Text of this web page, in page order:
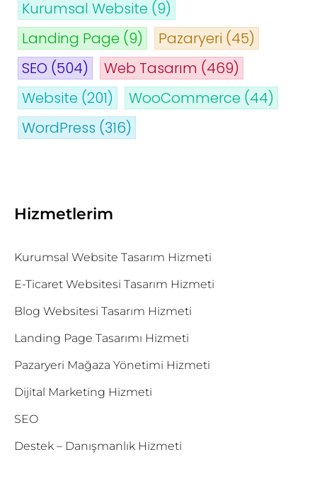
Kurumsal Website (9)
Landing Page (9) Pazaryeri (45)
SEO (504) Web Tasarım (469)
Website (201) WooCommerce (44)
WordPress (316)
Hizmetlerim
Kurumsal Website Tasarım Hizmeti
E-Ticaret Websitesi Tasarım Hizmeti
Blog Websitesi Tasarım Hizmeti
Landing Page Tasarımı Hizmeti
Pazaryeri Mağaza Yönetimi Hizmeti
Dijital Marketing Hizmeti
SEO
Destek – Danışmanlık Hizmeti